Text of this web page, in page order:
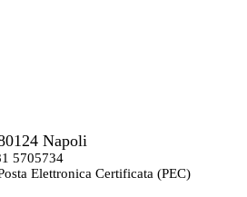
Napoli
5705734
Elettronica Certificata (PEC)